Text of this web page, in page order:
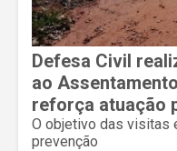
Defesa Civil
ao
reforça atuação
O objetivo das visitas
prevenção